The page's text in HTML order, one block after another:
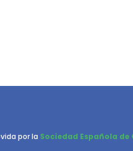
por la Sociedad Española